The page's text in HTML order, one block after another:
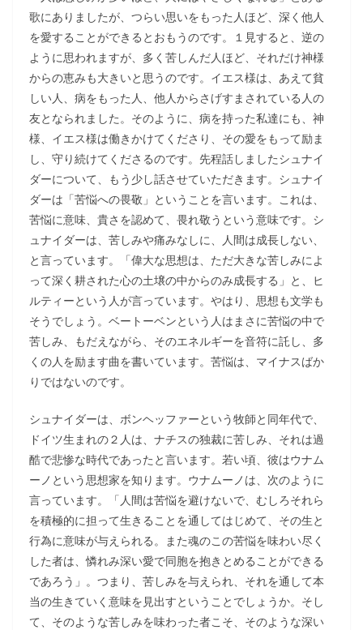
歌にありましたが、つらい思いをもった人ほど、深く他人
を愛することができるとおもうのです。１見すると、逆の
ように思われますが、多く苦しんだ人ほど、それだけ神様
からの恵みも大きいと思うのです。イエス様は、あえて貧
しい人、病をもった人、他人からさげすまされている人の
友となられました。そのように、病を持った私達にも、神
様、イエス様は働きかけてくださり、その愛をもって励ま
し、守り続けてくださるのです。先程話しましたシュナイ
ダーについて、もう少し話させていただきます。シュナイ
ダーは「苦悩への畏敬」ということを言います。これは、
苦悩に意味、貴さを認めて、畏れ敬うという意味です。シ
ュナイダーは、苦しみや痛みなしに、人間は成長しない、
と言っています。「偉大な思想は、ただ大きな苦しみによ
って深く耕された心の土壌の中からのみ成長する」と、ヒ
ルティーという人が言っています。やはり、思想も文学も
そうでしょう。ベートーベンという人はまさに苦悩の中で
苦しみ、もだえながら、そのエネルギーを音符に託し、多
くの人を励ます曲を書いています。苦悩は、マイナスばか
りではないのです。
シュナイダーは、ボンヘッファーという牧師と同年代で、
ドイツ生まれの２人は、ナチスの独裁に苦しみ、それは過
酷で悲惨な時代であったと言います。若い頃、彼はウナム
ーノという思想家を知ります。ウナムーノは、次のように
言っています。「人間は苦悩を避けないで、むしろそれら
を積極的に担って生きることを通してはじめて、その生と
行為に意味が与えられる。また魂のこの苦悩を味わい尽く
した者は、憐れみ深い愛で同胞を抱きとめることができる
であろう」。つまり、苦しみを与えられ、それを通して本
当の生きていく意味を見出すということでしょうか。そし
て、そのような苦しみを味わった者こそ、そのような深い